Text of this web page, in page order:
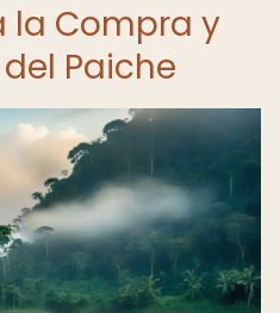
la Compra y
Paiche